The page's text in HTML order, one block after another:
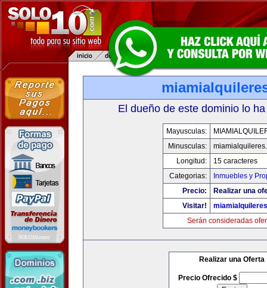
El dueño de este dominio lo
Mayusculas:
Minusculas:
Longitud:
15 caracteres
Categorias:
Inmuebles y
Precio:
Realizar una
Visitar!
Serán consideradas
Realizar una Oferta
Precio Ofrecido $